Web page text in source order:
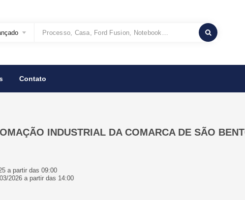
Contato
INDUSTRIAL DA COMARCA DE SÃO
a partir das 09:00
2026 a partir das 14:00